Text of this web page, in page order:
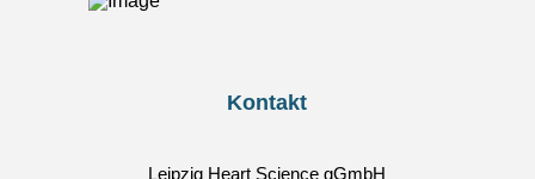
Kontakt
Leipzig Heart Science gGmbH